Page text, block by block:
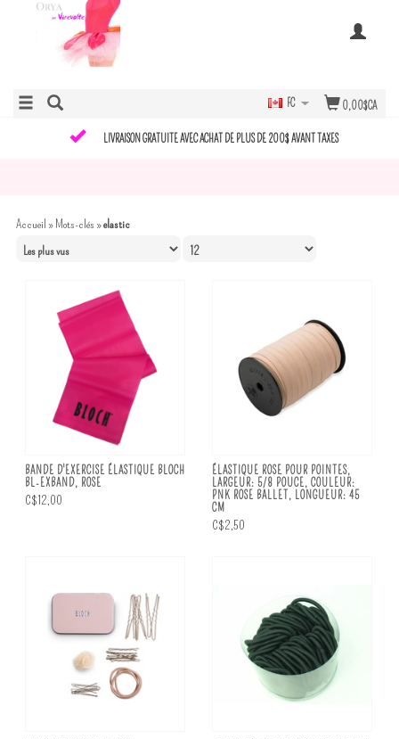
0,00$CA
FC
LIVRAISON GRATUITE AVEC ACHAT DE PLUS DE 200$ AVANT TAXES
Accueil »Mots-clés »elastic
BANDE D'EXERCISE ÉLASTIQUE BLOCH
BL-EXBAND, ROSE
C$12,00
ÉLASTIQUE ROSE POUR POINTES,
LARGEUR: 5/8 POUCE, COULEUR:
PNK ROSE BALLET, LONGUEUR: 45
CM
C$2,50